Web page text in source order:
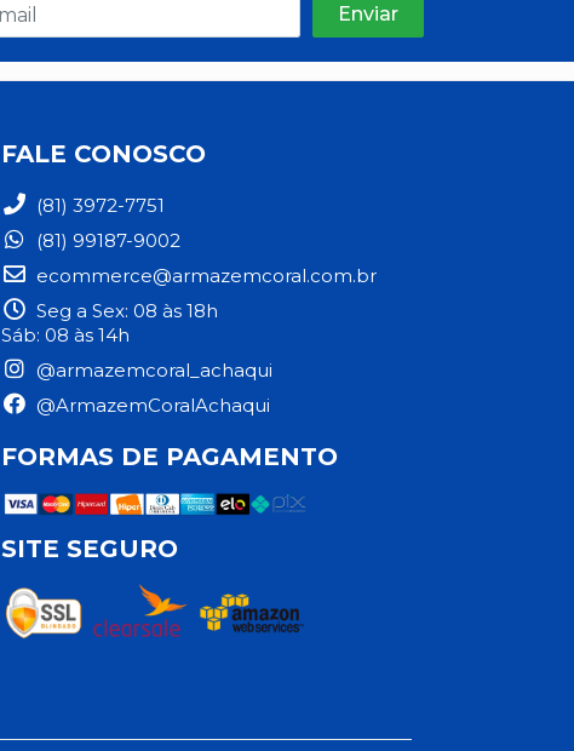
FALE CONOSCO
(81) 3972-7751
(81) 99187-9002
ecommerce@armazemcoral.com.br
Seg a Sex: 08 às 18h
Sáb: 08 às 14h
@armazemcoral_achaqui
@ArmazemCoralAchaqui
FORMAS DE PAGAMENTO
SITE SEGURO